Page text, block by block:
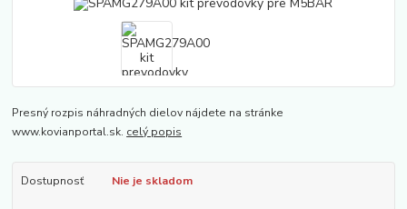
Presný rozpis náhradných dielov nájdete na stránke
www.kovianportal.sk. celý popis
Dostupnosť Nie je skladom